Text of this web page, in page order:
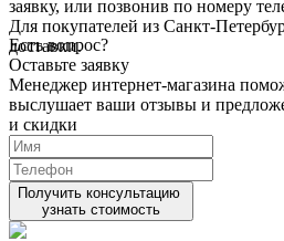
заявку, или позвонив по номеру
Для покупателей из Санкт-
доставки.
Есть вопрос?
Оставьте заявку
Менеджер интернет-магазина
выслушает ваши отзывы и
и скидки
Получить консультацию
узнать стоимость